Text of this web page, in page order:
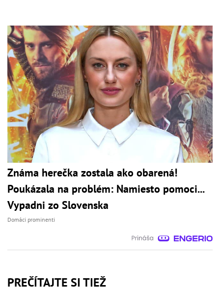
Známa herečka zostala ako obarená!
Poukázala na problém: Namiesto pomoci...
Vypadni zo Slovenska
Domáci prominenti
PREČÍTAJTE SI TIEŽ